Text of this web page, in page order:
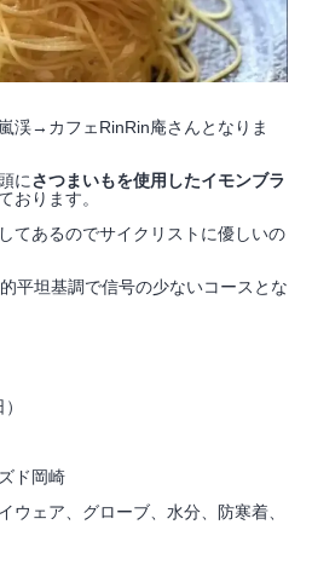
渓→カフェRinRin庵さんとなりま
にさつまいもを使用したイモンブラ
おります。
てあるのでサイクリストに優しいの
平坦基調で信号の少ないコースとな
ド岡崎
ウェア、グローブ、水分、防寒着、